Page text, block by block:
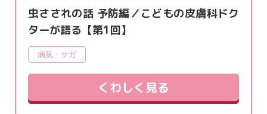
虫さされの話 予防編／こどもの皮膚科ドク
ターが語る【第1回】
病気・ケガ
くわしく見る